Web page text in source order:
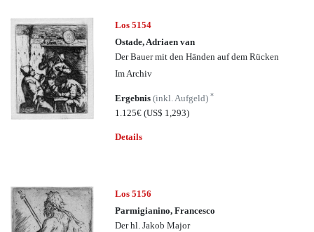
Los 5154
Ostade, Adriaen van
Der Bauer mit den Händen auf dem Rücken
Im Archiv
Ergebnis(inkl. Aufgeld)*
1.125€(US$ 1,293)
Details
Los 5156
Parmigianino, Francesco
Der hl. Jakob Major